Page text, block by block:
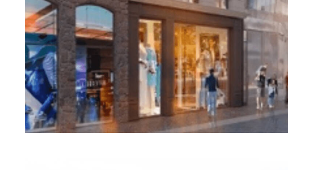
Vinci Immobilier, Saison Menu